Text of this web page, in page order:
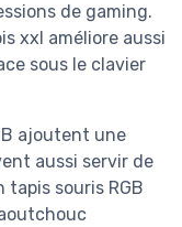
de gaming.
xxl améliore aussi
sous le clavier
ajoutent une
aussi servir de
tapis souris RGB